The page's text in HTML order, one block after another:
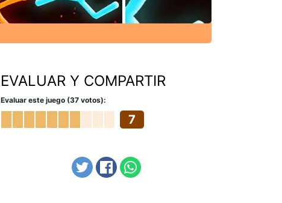
EVALUAR Y COMPARTIR
Evaluar este juego (37 votos):
7